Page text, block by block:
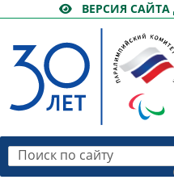
ВЕРСИЯ
Поиск по сайту